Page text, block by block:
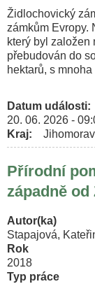
Židlochovický
zámkům Evropy.
který byl založen
přebudován do
hektarů, s
Datum události
20. 06. 2026 -
Kraj
Přírodní
západně
Autor(ka)
Stapajová,
Rok
2018
Typ práce